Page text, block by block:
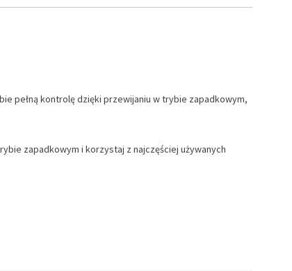
pełną kontrolę dzięki przewijaniu w trybie zapadkowym,
zapadkowym i korzystaj z najczęściej używanych